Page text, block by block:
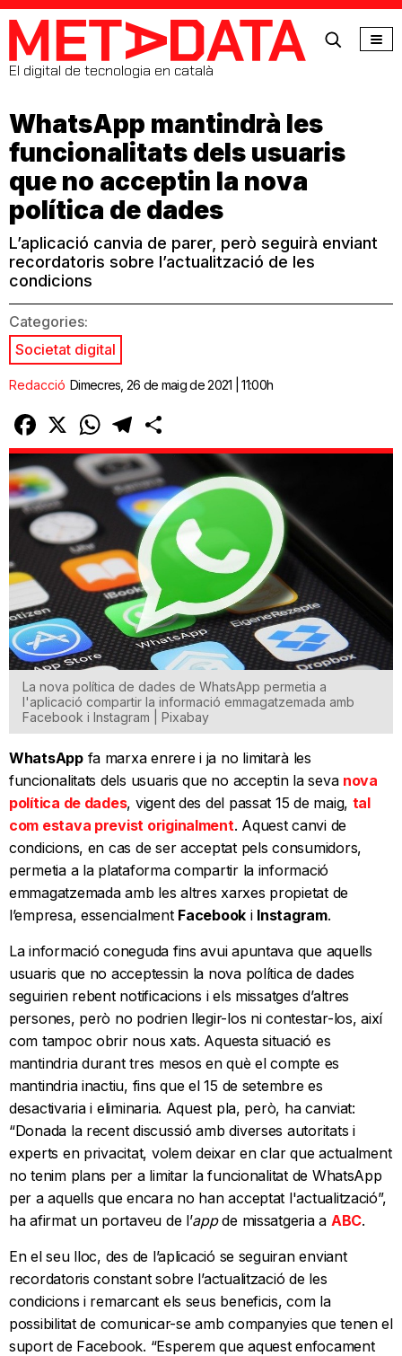
MetaData
El digital de tecnologia en català
WhatsApp mantindrà les
funcionalitats dels usuaris
que no acceptin la nova
política de dades
L’aplicació canvia de parer, però seguirà enviant
recordatoris sobre l’actualització de les
condicions
Categories:
Societat digital
Redacció Dimecres, 26 de maig de 2021 | 11:00h
Facebook
X WhatsAppTelegram
La nova política de dades de WhatsApp permetia a
l'aplicació compartir la informació emmagatzemada amb
Facebook i Instagram | Pixabay
WhatsAppfa marxa enrere i ja no limitarà les
funcionalitats dels usuaris que no acceptin la seva nova
política de dades, vigent des del passat 15 de maig, tal
com estava previst originalment. Aquest canvi de
condicions, en cas de ser acceptat pels consumidors,
permetia a la plataforma compartir la informació
emmagatzemada amb les altres xarxes propietat de
l’empresa, essencialment Facebook i Instagram.
La informació coneguda fins avui apuntava que aquells
usuaris que no acceptessin la nova política de dades
seguirien rebent notificacions i els missatges d’altres
persones, però no podrien llegir-los ni contestar-los, així
com tampoc obrir nous xats. Aquesta situació es
mantindria durant tres mesos en què el compte es
mantindria inactiu, fins que el 15 de setembre es
desactivaria i eliminaria. Aquest pla, però, ha canviat:
“Donada la recent discussió amb diverses autoritats i
experts en privacitat, volem deixar en clar que actualment
no tenim plans per a limitar la funcionalitat de WhatsApp
per a aquells que encara no han acceptat l'actualització”,
ha afirmat un portaveu de l’appde missatgeria a ABC.
En el seu lloc, des de l’aplicació se seguiran enviant
recordatoris constant sobre l’actualització de les
condicions i remarcant els seus beneficis, com la
possibilitat de comunicar-se amb companyies que tenen el
suport de Facebook. “Esperem que aquest enfocament